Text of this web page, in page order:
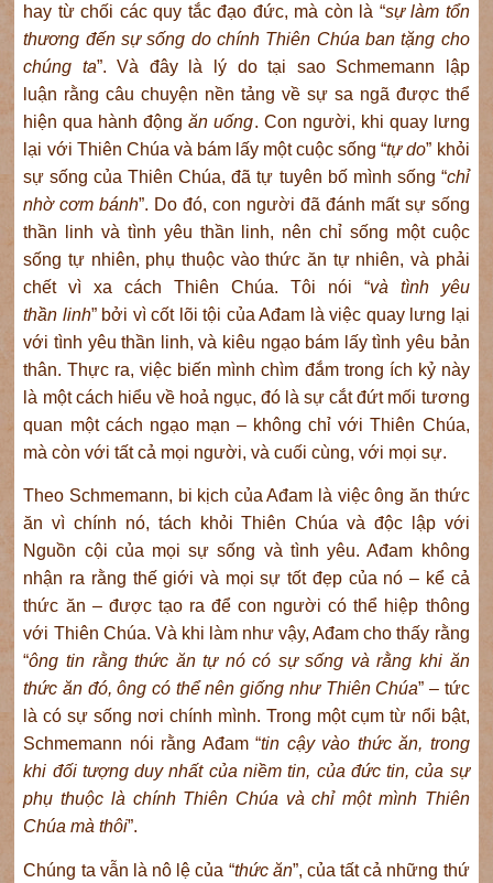
hay từ chối các quy tắc đạo đức, mà còn là “sự làm tổn
thương đếnsự sống do chính Thiên Chúa ban tặng cho
chúng ta”. Và đây là lý do tại sao Schmemann lập
luận rằng câu chuyện nền tảng về sự sa ngã được thể
hiện qua hành độngăn uống. Con người, khi quay lưng
lại với Thiên Chúa và bám lấy một cuộc sống “tự do” khỏi
sự sống của Thiên Chúa, đã tự tuyên bố mình sống “chỉ
nhờ cơm bánh”. Do đó, con người đã đánh mất sự sống
thần linh và tình yêu thần linh, nên chỉ sống một cuộc
sống tự nhiên, phụ thuộc vào thức ăn tự nhiên, và phải
chết vì xa cách Thiên Chúa. Tôi nói “và tình yêu
thần linh” bởi vì cốt lõi tội của Ađam là việc quay lưng lại
với tình yêu thần linh, và kiêu ngạo bám lấy tình yêu bản
thân. Thực ra, việc biến mình chìm đắm trong ích kỷ này
là một cách hiểu về hoả ngục, đó là sự cắt đứt mối tương
quan một cách ngạo mạn – không chỉ với Thiên Chúa,
mà còn với tất cả mọi người, và cuối cùng, với mọi sự.
Theo Schmemann, bi kịch của Ađam là việc ông ăn thức
ăn vì chính nó, tách khỏi Thiên Chúa và độc lập với
Nguồn cội của mọi sự sống và tình yêu. Ađam không
nhận ra rằng thế giới và mọi sự tốt đẹp của nó – kể cả
thức ăn – được tạo ra để con người có thể hiệp thông
với Thiên Chúa. Và khi làm như vậy, Ađam cho thấy rằng
“ông tin rằng thức ăn tự nó có sự sống và rằng khi ăn
thức ăn đó, ông có thể nên giống như Thiên Chúa” – tức
là có sự sống nơi chính mình. Trong một cụm từ nổi bật,
Schmemann nói rằng Ađam “tin cậy vào thức ăn, trong
khi đối tượng duy nhất của niềm tin, của đức tin, của sự
phụ thuộc là chính Thiên Chúa và chỉ một mình Thiên
Chúa mà thôi”.
Chúng ta vẫn là nô lệ của “thức ăn”, của tất cả những thứ